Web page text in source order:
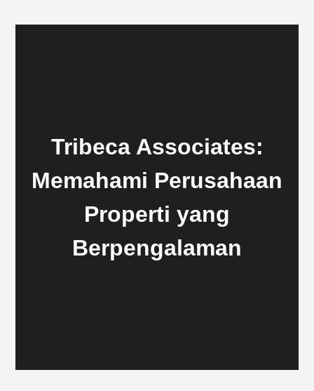
Tribeca Associates:
Memahami Perusahaan
Properti yang
Berpengalaman